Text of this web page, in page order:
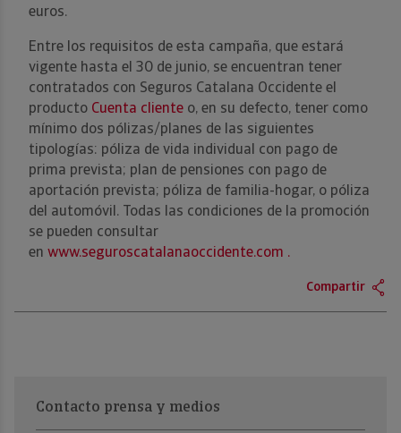
euros.
Entre los requisitos de esta campaña, que estará
vigente hasta el 30 de junio, se encuentran tener
contratados con Seguros Catalana Occidente el
producto Cuenta cliente o, en su defecto, tener como
mínimo dos pólizas/planes de las siguientes
tipologías: póliza de vida individual con pago de
prima prevista; plan de pensiones con pago de
aportación prevista; póliza de familia-hogar, o póliza
del automóvil. Todas las condiciones de la promoción
se pueden consultar
en www.seguroscatalanaoccidente.com .
Compartir
Contacto prensa y medios